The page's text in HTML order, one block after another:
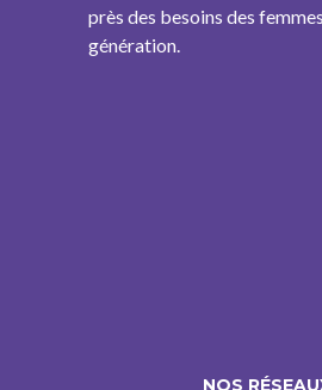
près des besoins des
génération.
NOS